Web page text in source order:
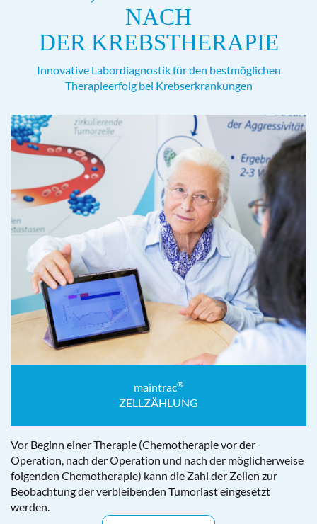
NACH
DER KREBSTHERAPIE
Innovative Labordiagnostik für den bestmöglichen
Therapieerfolg bei Krebserkrankungen
maintrac®
ZELLZÄHLUNG
Vor Beginn einer Therapie (Chemotherapie vor der
Operation, nach der Operation und nach der möglicherweise
folgenden Chemotherapie) kann die Zahl der Zellen zur
Beobachtung der verbleibenden Tumorlast eingesetzt
werden.